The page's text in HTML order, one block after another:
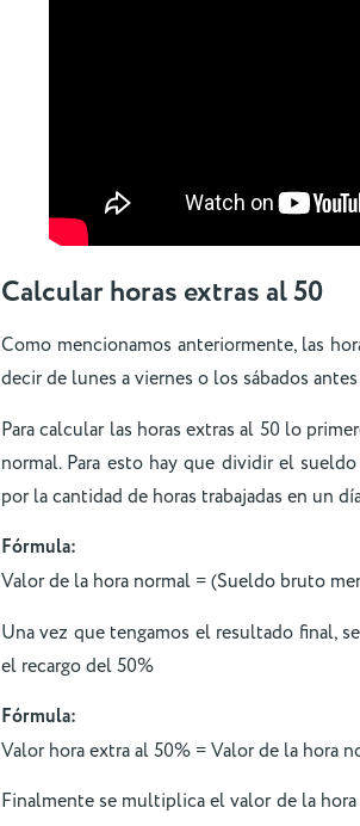
Calcular horas extras al 50
Como mencionamos anteriormente, las
decir de lunes a viernes o los sábados
Para calcular las horas extras al 50 lo
normal. Para esto hay que dividir el
por la cantidad de horas trabajadas en un
Fórmula:
Valor de la hora normal = (Sueldo bruto
Una vez que tengamos el resultado final,
el recargo del 50%
Fórmula:
Valor hora extra al 50% = Valor de la hora
Finalmente se multiplica el valor de la